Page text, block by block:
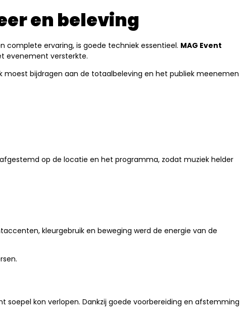
en beleving
complete ervaring, is goede techniek essentieel. MAG Event
evenement versterkte.
moest bijdragen aan de totaalbeleving en het publiek meenemen
op de locatie en het programma, zodat muziek helder
kleurgebruik en beweging werd de energie van de
kon verlopen. Dankzij goede voorbereiding en afstemming